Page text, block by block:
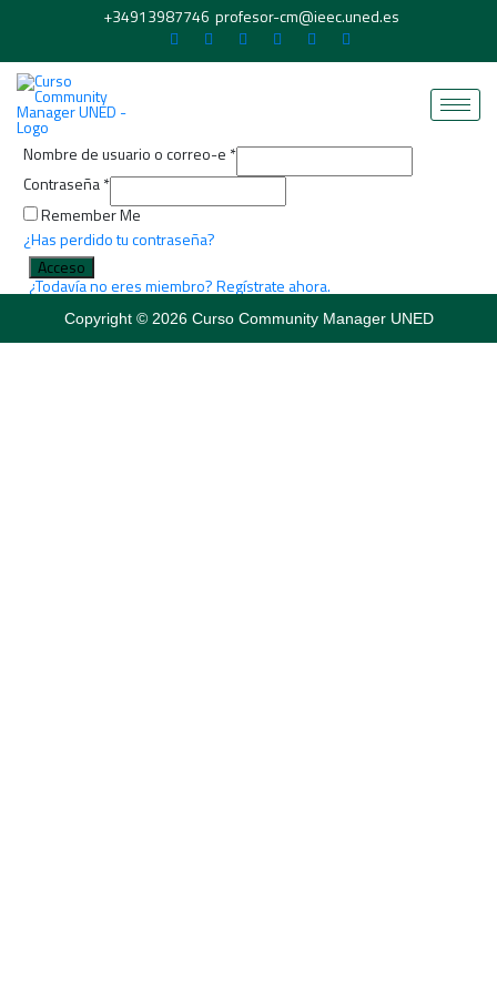
+34913987746 profesor-cm@ieec.uned.es
Nombre de usuario o correo-e *
Contraseña*
Remember Me
¿Has perdido tu contraseña?
Acceso
¿Todavía no eres miembro? Regístrate ahora.
Copyright © 2026 Curso Community Manager UNED